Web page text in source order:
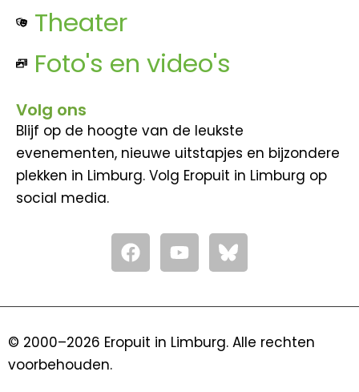
Theater
Foto's en video's
Volg ons
Blijf op de hoogte van de leukste
evenementen, nieuwe uitstapjes en bijzondere
plekken in Limburg. Volg Eropuit in Limburg op
social media.
F
a
c
o
Y
o
u
b
© 2000–2026 Eropuit in Limburg. Alle rechten
voorbehouden.